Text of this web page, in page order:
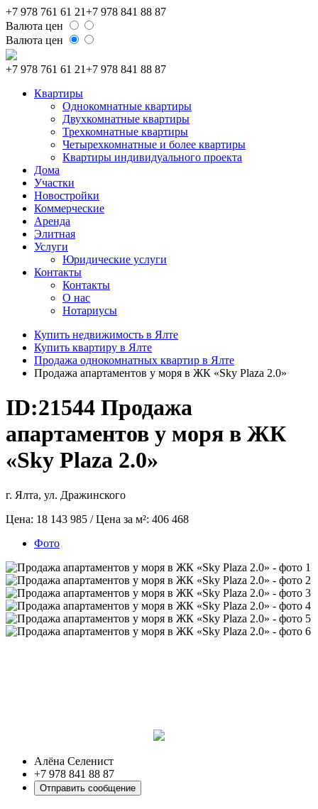
+7 978 761 61 21+7 978 841 88 87
Валюта цен
Валюта цен
+7 978 761 61 21+7 978 841 88 87
Квартиры
Однокомнатные квартиры
Двухкомнатные квартиры
Трехкомнатные квартиры
Четырехкомнатные и более квартиры
Квартиры индивидуального проекта
Дома
Участки
Новостройки
Коммерческие
Аренда
Элитная
Услуги
Юридические услуги
Контакты
Контакты
О нас
Нотариусы
Купить недвижимость в Ялте
Купить квартиру в Ялте
Продажа однокомнатных квартир в Ялте
Продажа апартаментов у моря в ЖК «Sky Plaza 2.0»
ID:21544 Продажа
апартаментов у моря в ЖК
«Sky Plaza 2.0»
г. Ялта, ул. Дражинского
Цена: 18 143 985 / Цена за м²: 406 468
Фото
Алёна Селенист
+7 978 841 88 87
Отправить сообщение